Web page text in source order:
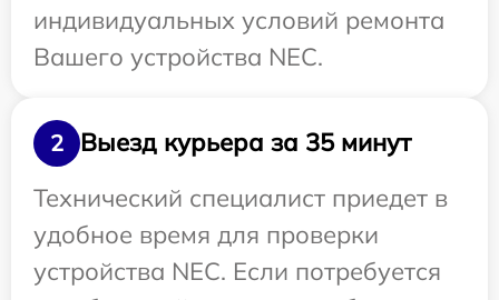
индивидуальных условий ремонта
Вашего устройства NEC.
2
Выезд курьера за 35 минут
Технический специалист приедет в
удобное время для проверки
устройства NEC. Если потребуется